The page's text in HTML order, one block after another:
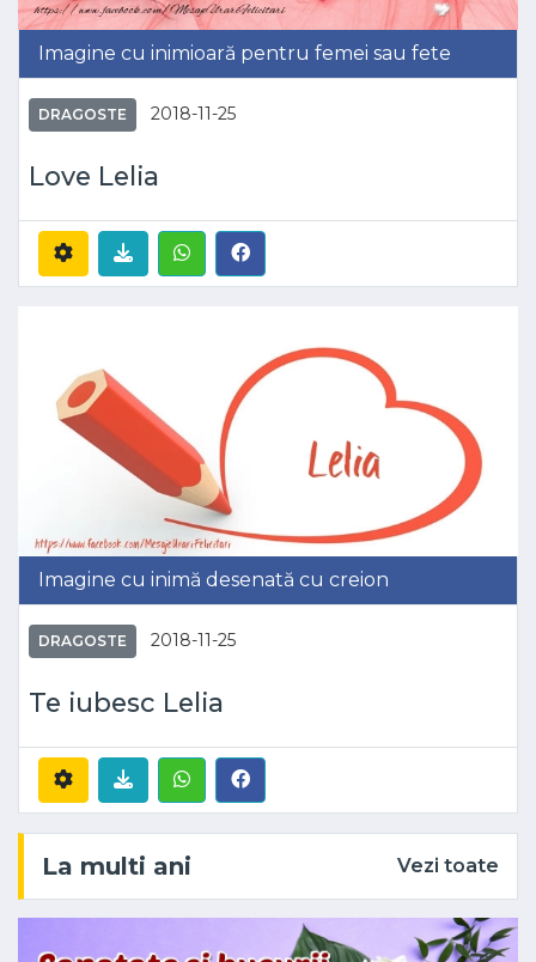
Imagine cu inimioară pentru femei sau fete
DRAGOSTE 2018-11-25
Love Lelia
Imagine cu inimă desenată cu creion
DRAGOSTE 2018-11-25
Te iubesc Lelia
La multi ani Vezi toate